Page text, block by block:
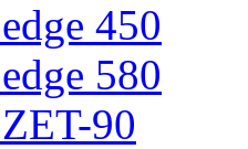
450
580
90